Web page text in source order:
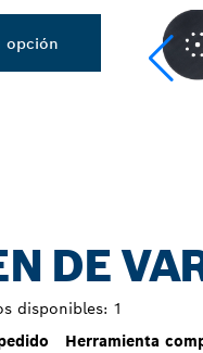
opción
DE
disponibles: 1
Herramienta